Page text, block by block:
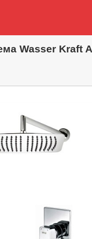
Wasser Kraft